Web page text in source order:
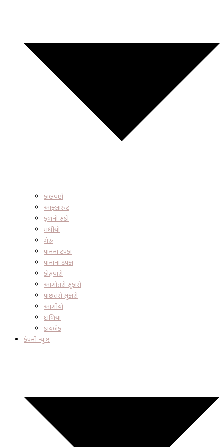
કાલવર્ણ
આફ્લારુટ
ફળનો સડો
મધીયો
ગેરુ
પાનના ટપકા
પાનાના ટપકા
કોહવારો
આગોતરો સુકારો
પાછતરો સુકારો
આગીયો
દાળિયા
ડાયબેક
કંપની ન્યુઝ